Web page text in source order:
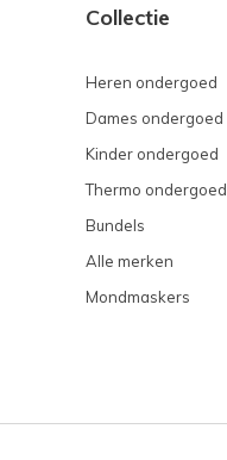
Collectie
Heren ondergoed
Dames ondergoed
Kinder ondergoed
Thermo ondergoed
Bundels
Alle merken
Mondmaskers